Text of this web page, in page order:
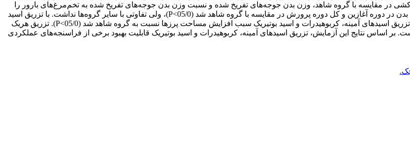
در مقایسه با گروه شاهد، وزن بدن جوجه‌های تفریخ شده و نسبت وزن بدن جوجه‌های تفریخ شده به تخم‌مرغ‌های بارور را
افزایش داد (01/0>P). تزریق ترکیب اسیدهای آمینه سبب افزایش معنی‌دار وزن بدن در دوره آغازین و کل دوره پرورش در مقایسه با گروه شاهد شد (05/0>P)، ولی تفاوتی با سایر گروه‌ها نداشت. با تزریق اسید
بوتیریک، ارتفاع پرزهای روده در مقایسه با گروه شاهد افزایش یافت (05/0>P). تزریق اسیدهای آمینه، کربوهیدرات و اسید بوتیریک سبب افزایش مساحت پرزها نسبت به گروه شاهد شد (05/0>P). تزریق هریک
بر اساس نتایج این آزمایش، تزریق اسیدهای آمینه، کربوهیدرات و اسید بوتیریک قابلیت بهبود برخی از فراسنجه‌های عملکردی